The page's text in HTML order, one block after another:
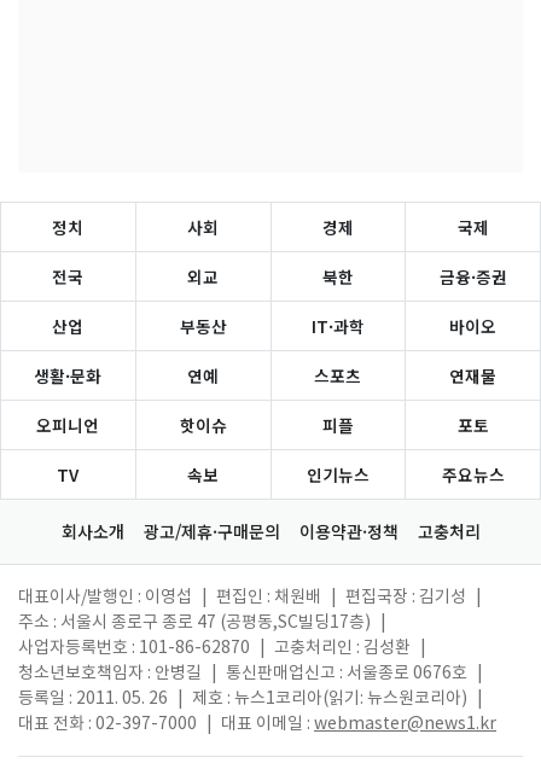
정치 사회 경제 국제
전국 외교 북한 금융·증권
산업 부동산 IT·과학 바이오
생활·문화 연예 스포츠 연재물
오피니언 핫이슈 피플 포토
TV 속보 인기뉴스 주요뉴스
회사소개 광고/제휴·구매문의 이용약관·정책 고충처리
대표이사/발행인 : 이영섭 편집인 : 채원배 편집국장 : 김기성
주소 : 서울시 종로구 종로 47 (공평동,SC빌딩17층)
사업자등록번호 : 101-86-62870
고충처리인 : 김성환
청소년보호책임자 : 안병길
통신판매업신고 : 서울종로 0676호
등록일 : 2011. 05. 26
제호 : 뉴스1코리아(읽기: 뉴스원코리아)
대표 전화 : 02-397-7000
대표 이메일 : webmaster@news1.kr